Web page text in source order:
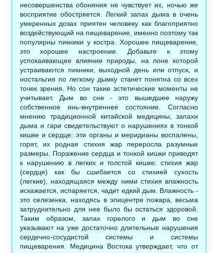
несовершенства обоняния не чувствует их, ночью же
восприятие обостряется. Легкий запах дыма в очень
умеренных дозах приятен человеку как благоприятно
воздействующий на пищеварение, именно поэтому так
популярны пикники у костра. Хорошее пищеварение,
это хорошее настроение. Добавьте к этому
успокаивающее влияние природы, на лоне которой
устраиваются пикники, выходной день или отпуск, и
ностальгия по легкому дымку станет понятна со всех
точек зрения. Но сон такие эстетические моменты не
учитывает. Дым во сне - это вышедшее наружу
собственное инь-внутреннее состояние. Согласно
мнению традиционной китайской медицины, запахи
дыма и гари свидетельствуют о нарушениях в тонкой
кишке и сердце: эти органы и меридианы воспалены,
горят, их родная стихия жар переросла разумные
размеры. Поражение сердца и тонкой кишки приводят
к нарушению в легких и толстой кишке: стихия жар
(сердце) как бы сшибается со стихией сухость
(легкие), находящаяся между ними стихия влажность
искажается, испаряется, чадит едкий дым. Влажность -
это селезенка, находясь в эпицентре пожара, весьма
затруднительно для нее было бы остаться здоровой.
Таким образом, запах горелого и дым во сне
указывают на уже достаточно длительные нарушения
сердечно-сосудистой системы и системы
пищеварения. Медицина Востока утверждает, что от